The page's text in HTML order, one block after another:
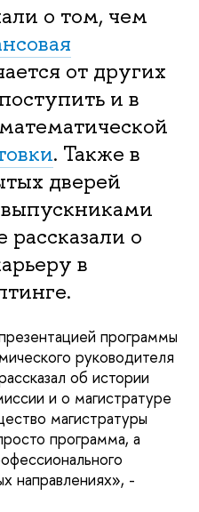
о том, чем
от других
и в
. Также в
дверей
рассказали о
в
программы
руководителя
об истории
и о магистратуре
магистратуры
программа, а
направлениях», -